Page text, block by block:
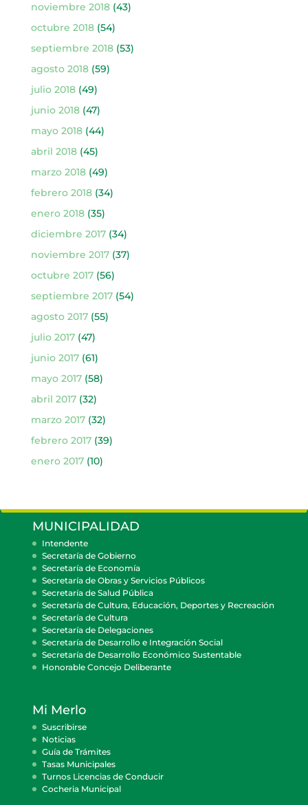
noviembre 2018(43)
octubre 2018(54)
septiembre 2018(53)
agosto 2018(59)
julio 2018(49)
junio 2018(47)
mayo 2018(44)
abril 2018(45)
marzo 2018(49)
febrero 2018(34)
enero 2018(35)
diciembre 2017(34)
noviembre 2017(37)
octubre 2017(56)
septiembre 2017(54)
agosto 2017(55)
julio 2017(47)
junio 2017(61)
mayo 2017(58)
abril 2017(32)
marzo 2017(32)
febrero 2017(39)
enero 2017(10)
MUNICIPALIDAD
Intendente
Secretaría de Gobierno
Secretaría de Economía
Secretaría de Obras y Servicios Públicos
Secretaría de Salud Pública
Secretaría de Cultura, Educación, Deportes y Recreación
Secretaría de Cultura
Secretaría de Delegaciones
Secretaría de Desarrollo e Integración Social
Secretaría de Desarrollo Económico Sustentable
Honorable Concejo Deliberante
Mi Merlo
Suscribirse
Noticias
Guía de Trámites
Tasas Municipales
Turnos Licencias de Conducir
Cocheria Municipal